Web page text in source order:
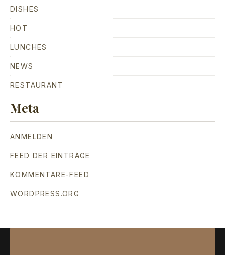
DISHES
HOT
LUNCHES
NEWS
RESTAURANT
Meta
ANMELDEN
FEED DER EINTRÄGE
KOMMENTARE-FEED
WORDPRESS.ORG